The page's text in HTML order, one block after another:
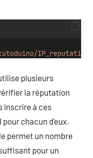
plusieurs
la réputation
inscrire à ces
chacun d’eux.
permet un nombre
pour un